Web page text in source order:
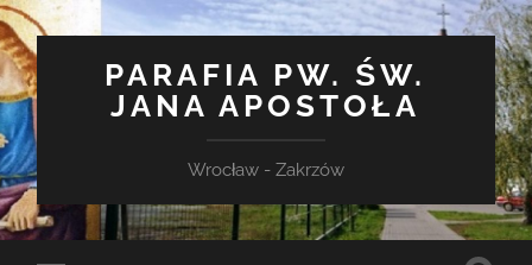
PARAFIA PW. ŚW.
JANA APOSTOŁA
Wrocław - Zakrzów